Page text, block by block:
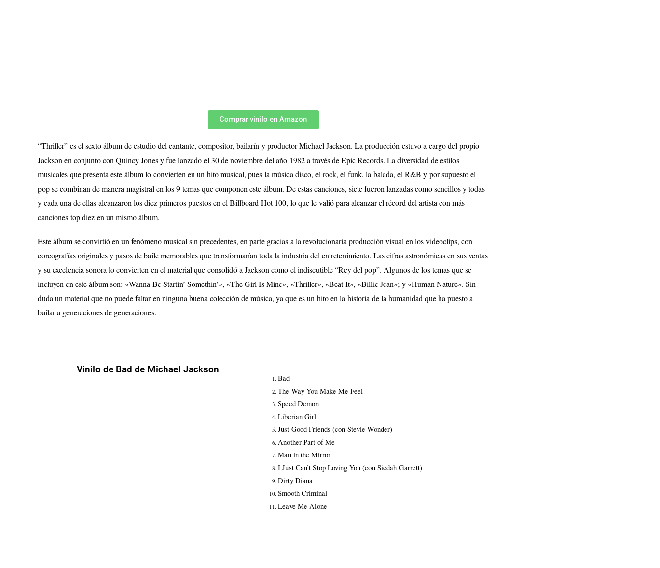
Comprar vinilo en Amazon
“Thriller” es el sexto álbum de estudio del cantante, compositor, bailarín y productor Michael Jackson. La producción estuvo a cargo del propio
Jackson en conjunto con Quincy Jones y fue lanzado el 30 de noviembre del año 1982 a través de Epic Records. La diversidad de estilos
musicales que presenta este álbum lo convierten en un hito musical, pues la música disco, el rock, el funk, la balada, el R&B y por supuesto el
pop se combinan de manera magistral en los 9 temas que componen este álbum. De estas canciones, siete fueron lanzadas como sencillos y todas
y cada una de ellas alcanzaron los diez primeros puestos en el Billboard Hot 100, lo que le valió para alcanzar el récord del artista con más
canciones top diez en un mismo álbum.
Este álbum se convirtió en un fenómeno musical sin precedentes, en parte gracias a la revolucionaria producción visual en los videoclips, con
coreografías originales y pasos de baile memorables que transformarían toda la industria del entretenimiento. Las cifras astronómicas en sus ventas
y su excelencia sonora lo convierten en el material que consolidó a Jackson como el indiscutible “Rey del pop”. Algunos de los temas que se
incluyen en este álbum son: «Wanna Be Startin’ Somethin’», «The Girl Is Mine», «Thriller», «Beat It», «Billie Jean»; y «Human Nature». Sin
duda un material que no puede faltar en ninguna buena colección de música, ya que es un hito en la historia de la humanidad que ha puesto a
bailar a generaciones de generaciones.
Vinilo de Bad de Michael Jackson
Bad
The Way You Make Me Feel
Speed Demon
Liberian Girl
Just Good Friends (con Stevie Wonder)
Another Part of Me
Man in the Mirror
I Just Can’t Stop Loving You (con Siedah Garrett)
Dirty Diana
Smooth Criminal
Leave Me Alone